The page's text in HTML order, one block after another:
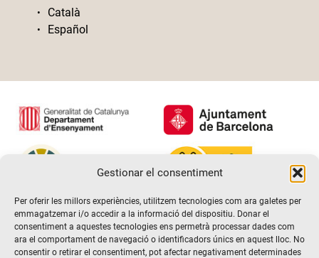
Gestionar el consentiment
Per oferir les millors experiències, utilitzem tecnologies com ara galetes per
emmagatzemar i/o accedir a la informació del dispositiu. Donar el
consentiment a aquestes tecnologies ens permetrà processar dades com
ara el comportament de navegació o identificadors únics en aquest lloc. No
consentir o retirar el consentiment, pot afectar negativament determinades
Català
Español